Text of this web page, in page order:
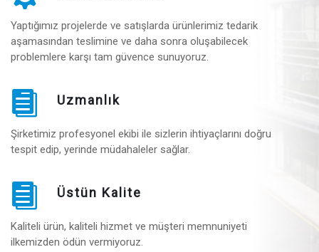
Yaptığımız projelerde ve satışlarda ürünlerimiz tedarik
aşamasından teslimine ve daha sonra oluşabilecek
problemlere karşı tam güvence sunuyoruz.
Uzmanlık
Şirketimiz profesyonel ekibi ile sizlerin ihtiyaçlarını doğru
tespit edip, yerinde müdahaleler sağlar.
Üstün Kalite
Kaliteli ürün, kaliteli hizmet ve müşteri memnuniyeti
ilkemizden ödün vermiyoruz.